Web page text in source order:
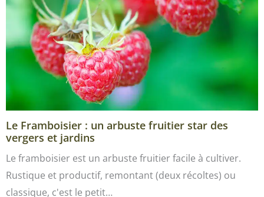
Le Framboisier : un arbuste fruitier star des
vergers et jardins
Le framboisier est un arbuste fruitier facile à cultiver.
Rustique et productif, remontant (deux récoltes) ou
classique, c'est le petit…